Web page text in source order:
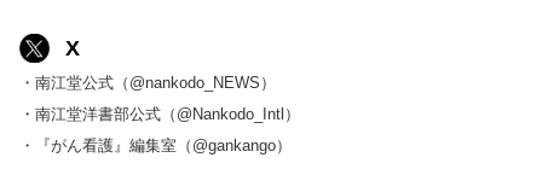
X
・南江堂公式（@nankodo_NEWS）
・南江堂洋書部公式（@Nankodo_Intl）
・『がん看護』編集室（@gankango）